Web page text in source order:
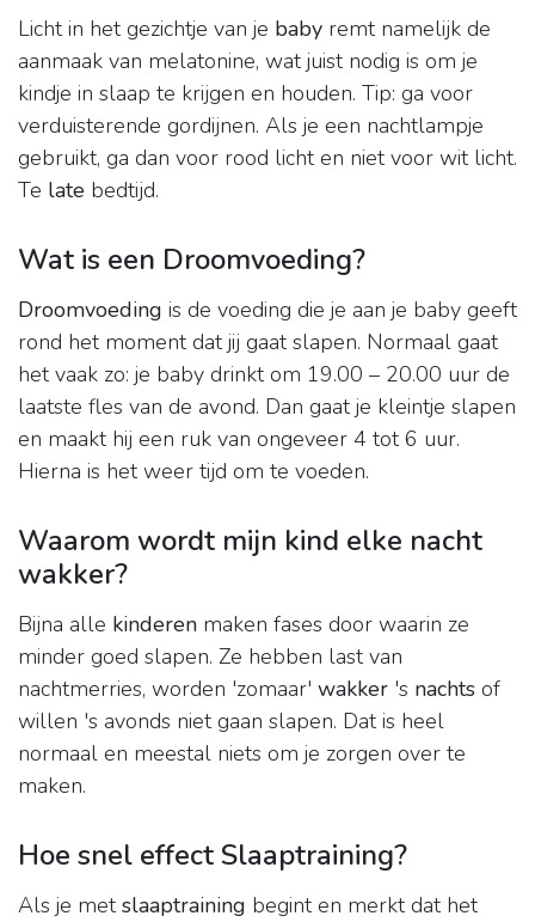
Licht in het gezichtje van je baby remt namelijk de
aanmaak van melatonine, wat juist nodig is om je
kindje in slaap te krijgen en houden. Tip: ga voor
verduisterende gordijnen. Als je een nachtlampje
gebruikt, ga dan voor rood licht en niet voor wit licht.
Te late bedtijd.
Wat is een Droomvoeding?
Droomvoeding is de voeding die je aan je baby geeft
rond het moment dat jij gaat slapen. Normaal gaat
het vaak zo: je baby drinkt om 19.00 – 20.00 uur de
laatste fles van de avond. Dan gaat je kleintje slapen
en maakt hij een ruk van ongeveer 4 tot 6 uur.
Hierna is het weer tijd om te voeden.
Waarom wordt mijn kind elke nacht
wakker?
Bijna alle kinderen maken fases door waarin ze
minder goed slapen. Ze hebben last van
nachtmerries, worden 'zomaar' wakker 's nachts of
willen 's avonds niet gaan slapen. Dat is heel
normaal en meestal niets om je zorgen over te
maken.
Hoe snel effect Slaaptraining?
Als je metslaaptraining begint en merkt dat het